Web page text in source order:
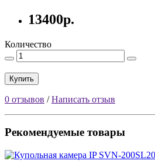
13400р.
Количество
Купить
0 отзывов /Написать отзыв
Рекомендуемые товары